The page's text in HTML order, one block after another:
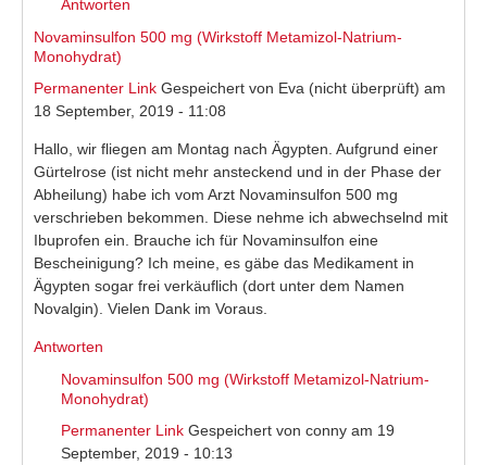
Antworten
Novaminsulfon 500 mg (Wirkstoff Metamizol-Natrium-
Monohydrat)
Permanenter Link Gespeichert von Eva (nicht überprüft) am
18 September, 2019 - 11:08
Hallo, wir fliegen am Montag nach Ägypten. Aufgrund einer
Gürtelrose (ist nicht mehr ansteckend und in der Phase der
Abheilung) habe ich vom Arzt Novaminsulfon 500 mg
verschrieben bekommen. Diese nehme ich abwechselnd mit
Ibuprofen ein. Brauche ich für Novaminsulfon eine
Bescheinigung? Ich meine, es gäbe das Medikament in
Ägypten sogar frei verkäuflich (dort unter dem Namen
Novalgin). Vielen Dank im Voraus.
Antworten
Novaminsulfon 500 mg (Wirkstoff Metamizol-Natrium-
Monohydrat)
Permanenter Link Gespeichert von conny am 19
September, 2019 - 10:13